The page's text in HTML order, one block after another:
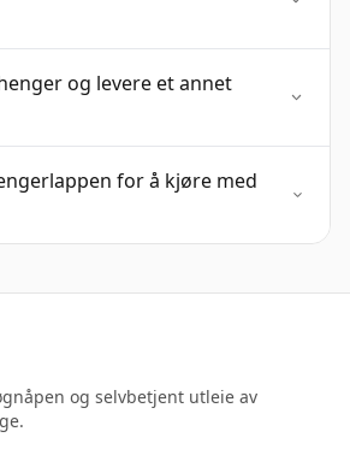
og levere et annet
for å kjøre med
og selvbetjent utleie av